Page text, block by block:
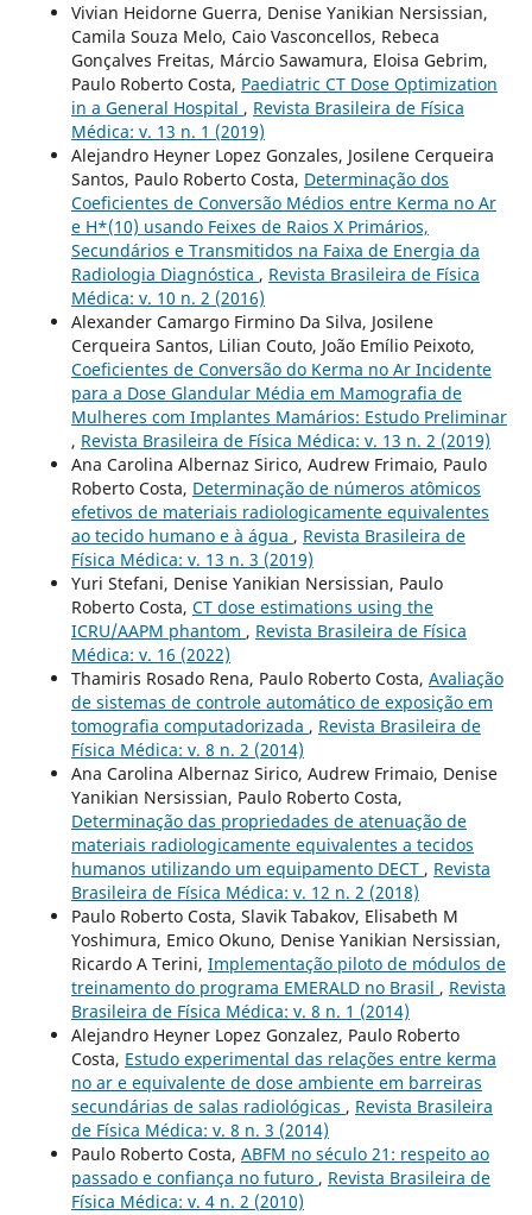
Vivian Heidorne Guerra, Denise Yanikian Nersissian,
Camila Souza Melo, Caio Vasconcellos, Rebeca
Gonçalves Freitas, Márcio Sawamura, Eloisa Gebrim,
Paulo Roberto Costa, Paediatric CT Dose Optimization
in a General Hospital , Revista Brasileira de Física
Médica: v. 13 n. 1 (2019)
Alejandro Heyner Lopez Gonzales, Josilene Cerqueira
Santos, Paulo Roberto Costa, Determinação dos
Coeficientes de Conversão Médios entre Kerma no Ar
e H*(10) usando Feixes de Raios X Primários,
Secundários e Transmitidos na Faixa de Energia da
Radiologia Diagnóstica , Revista Brasileira de Física
Médica: v. 10 n. 2 (2016)
Alexander Camargo Firmino Da Silva, Josilene
Cerqueira Santos, Lilian Couto, João Emílio Peixoto,
Coeficientes de Conversão do Kerma no Ar Incidente
para a Dose Glandular Média em Mamografia de
Mulheres com Implantes Mamários: Estudo Preliminar
, Revista Brasileira de Física Médica: v. 13 n. 2 (2019)
Ana Carolina Albernaz Sirico, Audrew Frimaio, Paulo
Roberto Costa, Determinação de números atômicos
efetivos de materiais radiologicamente equivalentes
ao tecido humano e à água , Revista Brasileira de
Física Médica: v. 13 n. 3 (2019)
Yuri Stefani, Denise Yanikian Nersissian, Paulo
Roberto Costa, CT dose estimations using the
ICRU/AAPM phantom , Revista Brasileira de Física
Médica: v. 16 (2022)
Thamiris Rosado Rena, Paulo Roberto Costa, Avaliação
de sistemas de controle automático de exposição em
tomografia computadorizada , Revista Brasileira de
Física Médica: v. 8 n. 2 (2014)
Ana Carolina Albernaz Sirico, Audrew Frimaio, Denise
Yanikian Nersissian, Paulo Roberto Costa,
Determinação das propriedades de atenuação de
materiais radiologicamente equivalentes a tecidos
humanos utilizando um equipamento DECT , Revista
Brasileira de Física Médica: v. 12 n. 2 (2018)
Paulo Roberto Costa, Slavik Tabakov, Elisabeth M
Yoshimura, Emico Okuno, Denise Yanikian Nersissian,
Ricardo A Terini, Implementação piloto de módulos de
treinamento do programa EMERALD no Brasil , Revista
Brasileira de Física Médica: v. 8 n. 1 (2014)
Alejandro Heyner Lopez Gonzalez, Paulo Roberto
Costa, Estudo experimental das relações entre kerma
no ar e equivalente de dose ambiente em barreiras
secundárias de salas radiológicas , Revista Brasileira
de Física Médica: v. 8 n. 3 (2014)
Paulo Roberto Costa, ABFM no século 21: respeito ao
passado e confiança no futuro , Revista Brasileira de
Física Médica: v. 4 n. 2 (2010)